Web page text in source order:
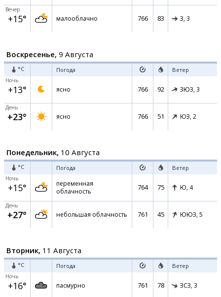
Вечер
+15° малооблачно 766 83 З, 3
Воскресенье, 9 Августа
°C Погода Ветер
Ночь
+13° ясно 766 92 ЗЮЗ, 3
День
+23° ясно 766 51 ЮЗ, 2
Понедельник, 10 Августа
°C Погода Ветер
Ночь
+15°
переменная
облачность
764 75 Ю, 4
День
+27° небольшая облачность 761 45 ЮЮЗ, 5
Вторник, 11 Августа
°C Погода Ветер
Ночь
+16° пасмурно 761 78 ЗСЗ, 3